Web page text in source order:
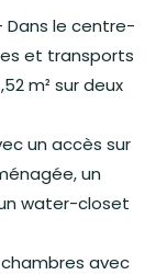
Dans le centre-
et transports
m² sur deux
un accès sur
un
water-closet
avec